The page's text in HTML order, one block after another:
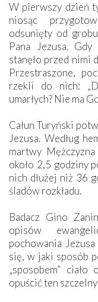
W pierwszy dzień
niosąc
odsunięty od
Pana Jezusa.
stanęło przed nimi
Przestraszone,
rzekli do nich:
umarłych? Nie ma
Całun Turyński
Jezusa. Według
martwy
około 2,5 godziny
nich dłużej niż 36
śladów rozkładu.
Badacz Gino
opisów
pochowania
się, w jaki sposób
„sposobem”
opuścić ten szczelny